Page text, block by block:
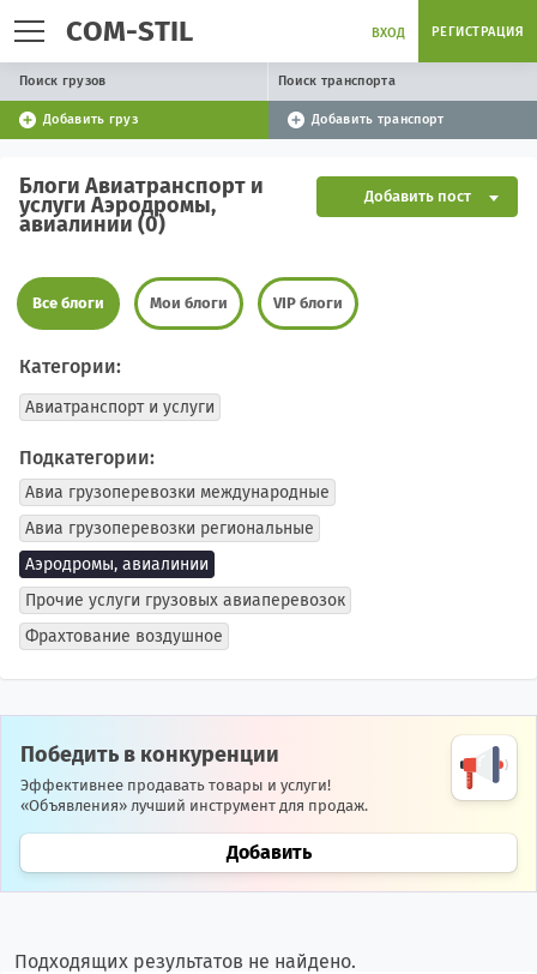
COM-STIL ВХОД РЕГИСТРАЦИЯ
Поиск грузов Поиск транспорта
Добавить груз Добавить транспорт
Блоги Авиатранспорт и
услуги Аэродромы,
авиалинии (0)
Добавить пост
Все блоги Мои блоги VIP блоги
Категории:
Авиатранспорт и услуги
Подкатегории:
Авиа грузоперевозки международные
Авиа грузоперевозки региональные
Аэродромы, авиалинии
Прочие услуги грузовых авиаперевозок
Фрахтование воздушное
Победить в конкуренции
Эффективнее продавать товары и услуги!
«Объявления» лучший инструмент для продаж.
Добавить
Подходящих результатов не найдено.